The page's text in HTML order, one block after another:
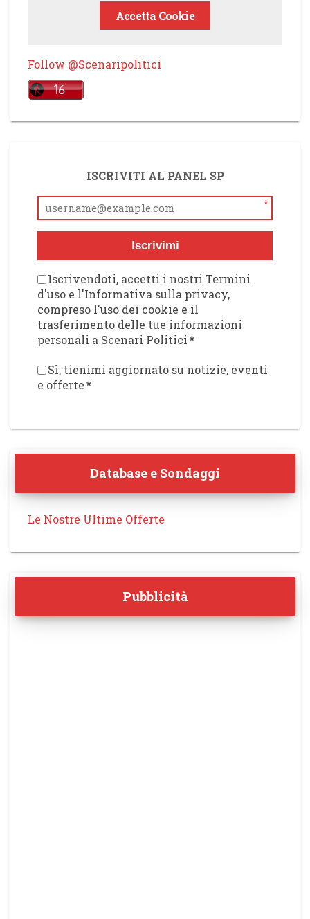
Accetta Cookie
Follow @Scenaripolitici
ISCRIVITI AL PANEL SP
*
Iscrivimi
Iscrivendoti, accetti i nostri Termini
d'uso e l'Informativa sulla privacy,
compreso l'uso dei cookie e il
trasferimento delle tue informazioni
personali a Scenari Politici*
Sì, tienimi aggiornato su notizie, eventi
e offerte*
Database e Sondaggi
Le Nostre Ultime Offerte
Pubblicità